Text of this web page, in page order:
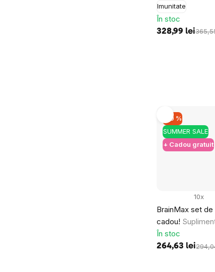
Imunitate
În stoc
328,99 lei
SUMMER SALE
+ Cadou gratuit
–10 %
BrainMax set
cadou!
10x
În stoc
264,63 lei